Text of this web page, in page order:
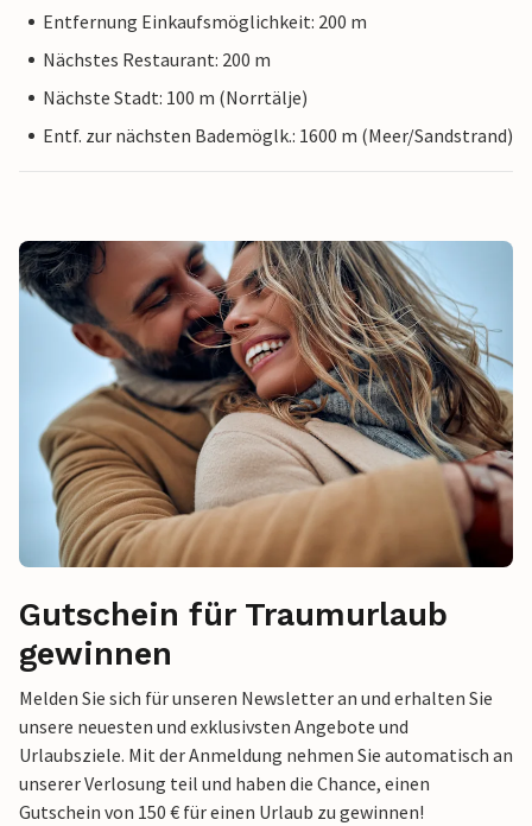
Entfernung Einkaufsmöglichkeit: 200 m
Nächstes Restaurant: 200 m
Nächste Stadt: 100 m (Norrtälje)
Entf. zur nächsten Bademöglk.: 1600 m (Meer/Sandstrand)
Gutschein für Traumurlaub
gewinnen
Melden Sie sich für unseren Newsletter an und erhalten Sie
unsere neuesten und exklusivsten Angebote und
Urlaubsziele. Mit der Anmeldung nehmen Sie automatisch an
unserer Verlosung teil und haben die Chance, einen
Gutschein von 150 € für einen Urlaub zu gewinnen!